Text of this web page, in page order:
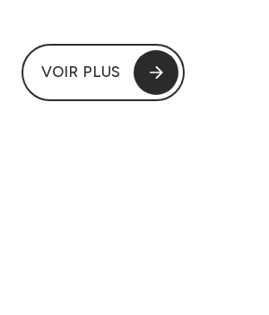
VOIR PLUS